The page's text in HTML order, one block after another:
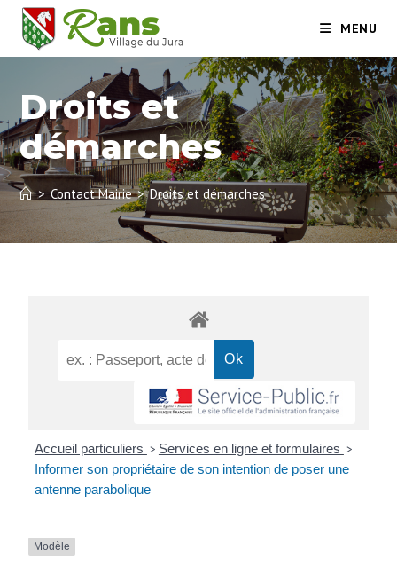
MENU
Droits et
démarches
> Contact Mairie > Droits et démarches
Accueil particuliers > Services en ligne et formulaires >
Informer son propriétaire de son intention de poser une
antenne parabolique
Modèle